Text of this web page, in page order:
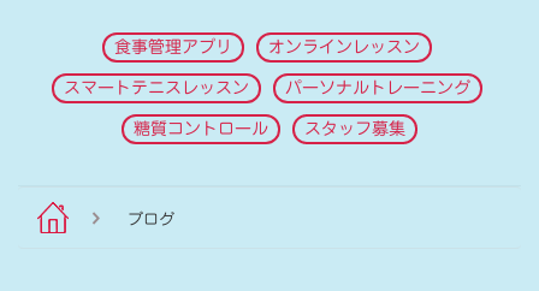
食事管理アプリ オンラインレッスン
スマートテニスレッスン パーソナルトレーニング
糖質コントロール スタッフ募集
ブログ